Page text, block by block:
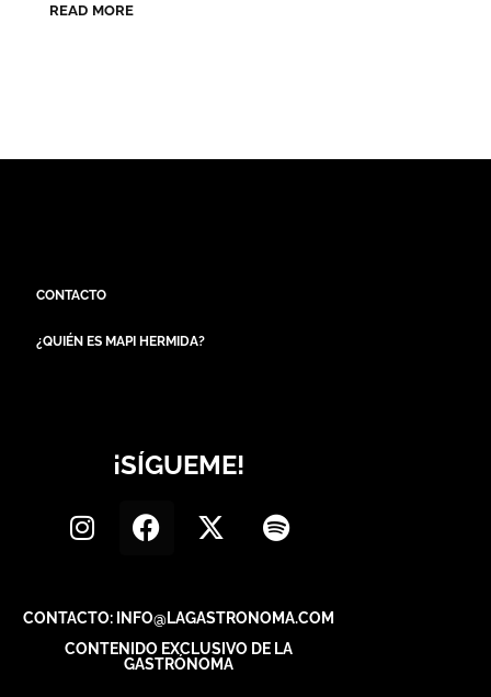
READ MORE
CONTACTO
¿QUIÉN ES MAPI HERMIDA?
¡SÍGUEME!
CONTACTO: INFO@LAGASTRONOMA.COM
CONTENIDO EXCLUSIVO DE LA
GASTRÓNOMA